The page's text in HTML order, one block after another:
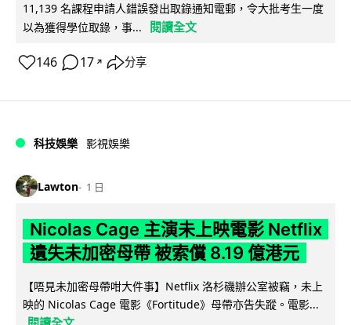
11,139 名課程申請人錯誤發出取錄通知電郵，令大批考生一度
以為獲得學位取錄，事...
閱讀全文
146 17 ↗ 分享
科技娛樂 影視娛樂
Lawton 1 日
Nicolas Cage 主演未上映電影 Netflix
遺失未加密母帶 被索償 8.19 億港元
【唔見未加密母帶咁大件事】Netflix 洛杉磯辦公室被竊，未上
映的 Nicolas Cage 電影《Fortitude》母帶亦告失蹤。電影...